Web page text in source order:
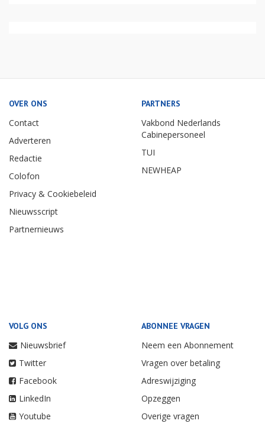
OVER ONS
Contact
Adverteren
Redactie
Colofon
Privacy & Cookiebeleid
Nieuwsscript
Partnernieuws
PARTNERS
Vakbond Nederlands
Cabinepersoneel
TUI
NEWHEAP
VOLG ONS
Nieuwsbrief
Twitter
Facebook
LinkedIn
Youtube
ABONNEE VRAGEN
Neem een Abonnement
Vragen over betaling
Adreswijziging
Opzeggen
Overige vragen